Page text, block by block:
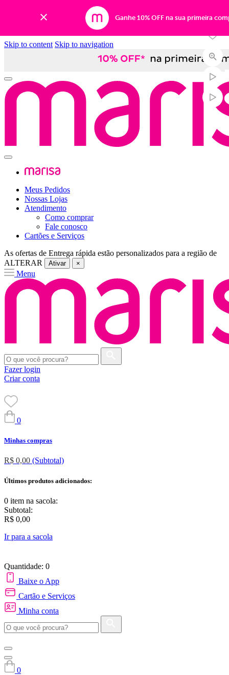
Ganhe 10% OFF na sua primeira
Skip to content Skip to navigation
Meus Pedidos
Nossas Lojas
Atendimento
Como comprar
Fale conosco
Cartões e Serviços
As ofertas de Entrega rápida estão personalizados para a região de
ALTERAR
Ativar ×
Menu
Fazer login
Criar conta
0
Minhas compras
R$ 0,00 (Subtotal)
Últimos produtos adicionados:
0 item na sacola:
Subtotal:
R$ 0,00
Ir para a sacola
Quantidade: 0
Baixe o App
Cartão e Serviços
Minha conta
0